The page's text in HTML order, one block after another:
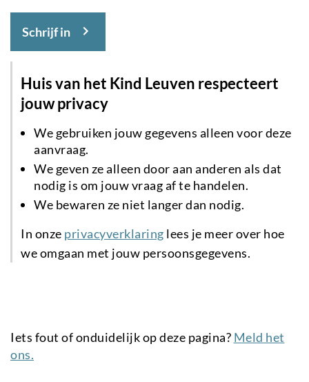
Schrijf in
Huis van het Kind Leuven respecteert
jouw privacy
We gebruiken jouw gegevens alleen voor deze
aanvraag.
We geven ze alleen door aan anderen als dat
nodig is om jouw vraag af te handelen.
We bewaren ze niet langer dan nodig.
In onze privacyverklaring lees je meer over hoe
we omgaan met jouw persoonsgegevens.
Iets fout of onduidelijk op deze pagina? Meld het
ons.